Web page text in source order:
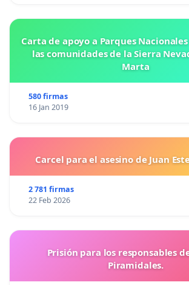
Carta de apoyo a Parques
las comunidades de la Sierra
Marta
580 firmas
16 Jan 2019
Carcel para el asesino de Juan
2 781 firmas
22 Feb 2026
Prisión para los responsables
Piramidales.